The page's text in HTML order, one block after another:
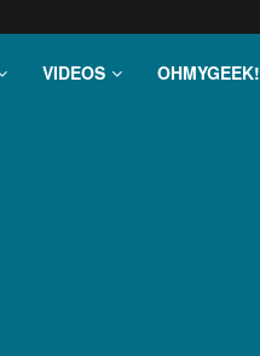
VIDEOS OHMYGEEK!